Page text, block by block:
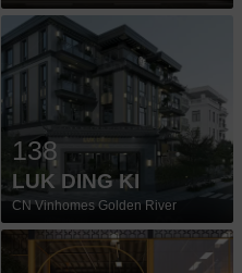
138
LUK DING KI
CN Vinhomes Golden River